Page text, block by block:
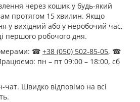
через кошик у будь-який
протягом 15 хвилин. Якщо
у вихідний або у неробочий час,
першого робочого дня.
☎ +38 (050) 502-85-05, ☎
пн – пт 09:00 – 18:00, сб
Швидко відповімо на всі